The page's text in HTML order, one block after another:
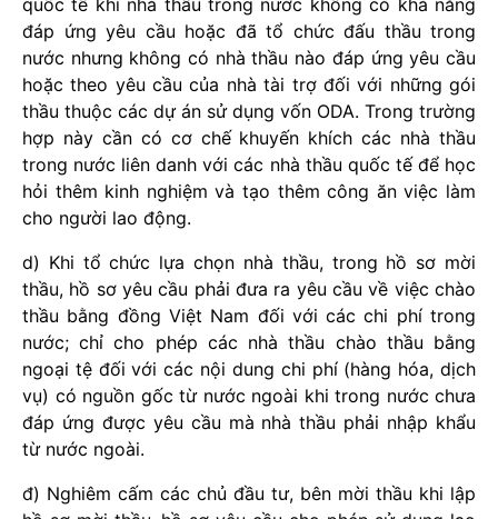
quốc tế khi nhà thầu trong nước không có khả năng
đáp ứng yêu cầu hoặc đã tổ chức đấu thầu trong
nước nhưng không có nhà thầu nào đáp ứng yêu cầu
hoặc theo yêu cầu của nhà tài trợ đối với những gói
thầu thuộc các dự án sử dụng vốn ODA. Trong trường
hợp này cần có cơ chế khuyến khích các nhà thầu
trong nước liên danh với các nhà thầu quốc tế để học
hỏi thêm kinh nghiệm và tạo thêm công ăn việc làm
cho người lao động.
d) Khi tổ chức lựa chọn nhà thầu, trong hồ sơ mời
thầu, hồ sơ yêu cầu phải đưa ra yêu cầu về việc chào
thầu bằng đồng Việt Nam đối với các chi phí trong
nước; chỉ cho phép các nhà thầu chào thầu bằng
ngoại tệ đối với các nội dung chi phí (hàng hóa, dịch
vụ) có nguồn gốc từ nước ngoài khi trong nước chưa
đáp ứng được yêu cầu mà nhà thầu phải nhập khẩu
từ nước ngoài.
đ) Nghiêm cấm các chủ đầu tư, bên mời thầu khi lập